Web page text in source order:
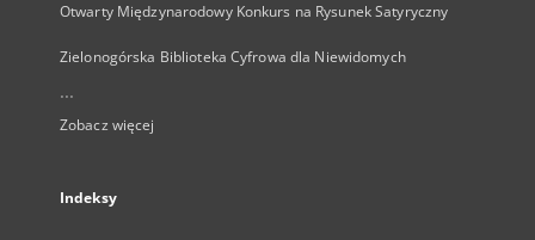
Otwarty Międzynarodowy Konkurs na Rysunek Satyryczny
Zielonogórska Biblioteka Cyfrowa dla Niewidomych
...
Zobacz więcej
Indeksy